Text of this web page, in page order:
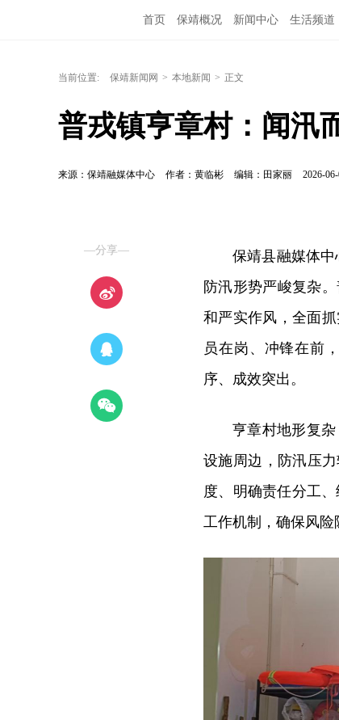
首页 保靖概况 新闻中心 生活频道
当前位置: 保靖新闻网 > 本地新闻 > 正文
普戎镇亨章村：闻汛
来源：保靖融媒体中心 作者：黄临彬 编辑：田家丽 2026-
—分享—
保靖县融媒体中
防汛形势严峻复杂
和严实作风，全面
员在岗、冲锋在前
序、成效突出。
亨章村地形复
设施周边，防汛压
度、明确责任分工
工作机制，确保风险